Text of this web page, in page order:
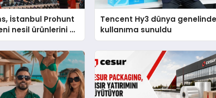
İstanbul Prohunt
nesil ürünlerini ve
vizyonunu
Tencent Hy3 dünya
kullanıma sunuldu